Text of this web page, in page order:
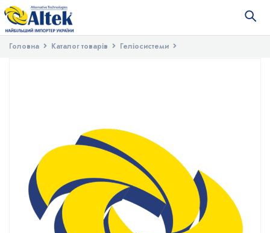
Головна Каталог товарів
Геліосистеми